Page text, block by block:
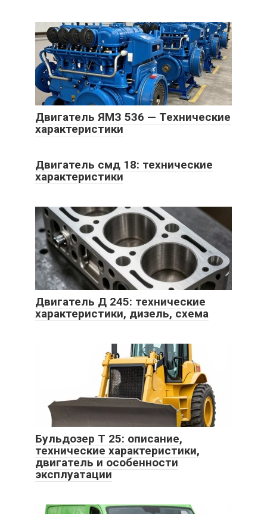
Двигатель ЯМЗ 536 — Технические
характеристики
Двигатель смд 18: технические
характеристики
Двигатель Д 245: технические
характеристики, дизель, схема
Бульдозер Т 25: описание,
технические характеристики,
двигатель и особенности
эксплуатации